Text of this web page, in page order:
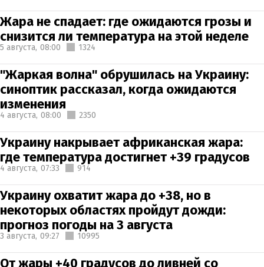
Жара не спадает: где ожидаются грозы и
снизится ли температура на этой неделе
5 августа, 08:00 1324
"Жаркая волна" обрушилась на Украину:
синоптик рассказал, когда ожидаются
изменения
4 августа, 08:00 2350
Украину накрывает африканская жара:
где температура достигнет +39 градусов
4 августа, 07:33 914
Украину охватит жара до +38, но в
некоторых областях пройдут дожди:
прогноз погоды на 3 августа
3 августа, 09:27 10995
От жары +40 градусов до ливней со